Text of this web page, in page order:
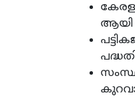
ആയി